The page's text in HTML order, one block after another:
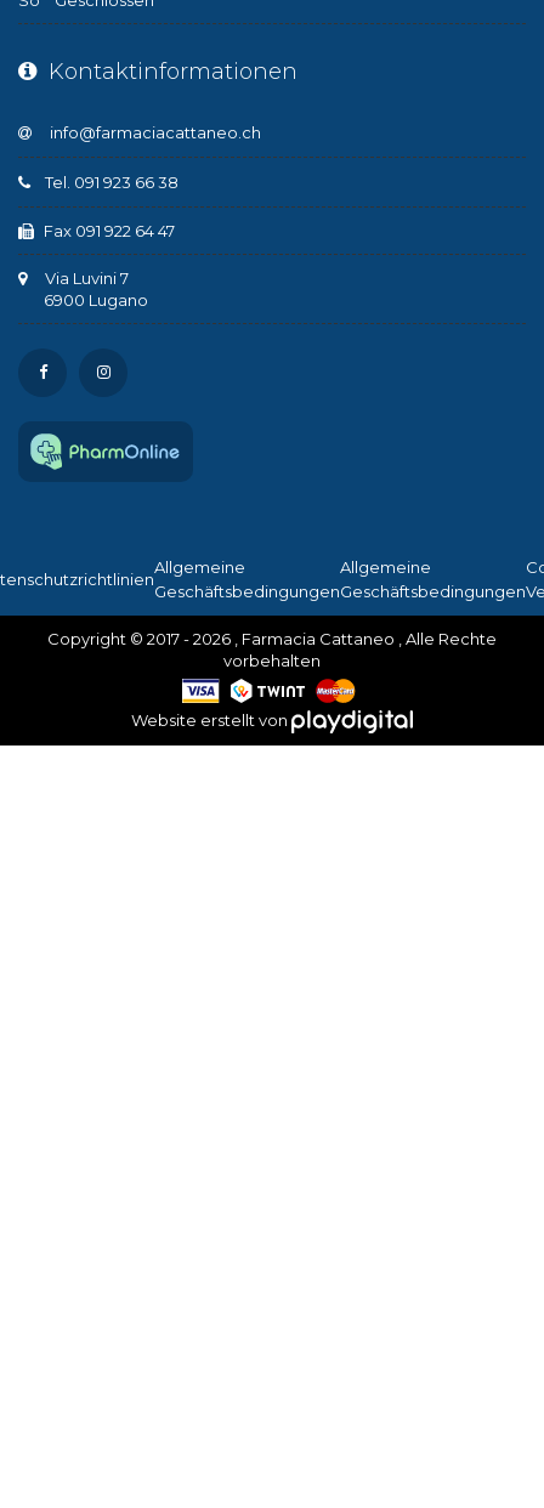
Kontaktinformationen
Tel. 091 923 66 38
Fax 091 922 64 47
Via Luvini 7
6900 Lugano
Allgemeine
Geschäftsbedingungen
Allgemeine
Geschäftsbedingungen
Copyright © 2017 - 2026 , Farmacia Cattaneo , Alle Rechte
vorbehalten
Website erstellt von